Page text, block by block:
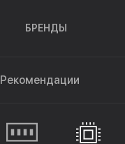
БРЕНДЫ
Рекомендации